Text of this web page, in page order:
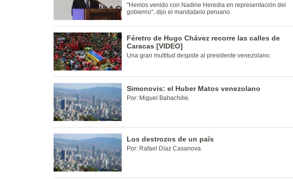
"Hemos venido con Nadine Heredia en representación del
gobierno", dijo el mandatario peruano.
Féretro de Hugo Chávez recorre las calles de
Caracas [VIDEO]
Una gran multitud despide al presidente venezolano.
Simonovis: el Huber Matos venezolano
Por: Miguel Bahachille.
Los destrozos de un país
Por: Rafael Díaz Casanova.